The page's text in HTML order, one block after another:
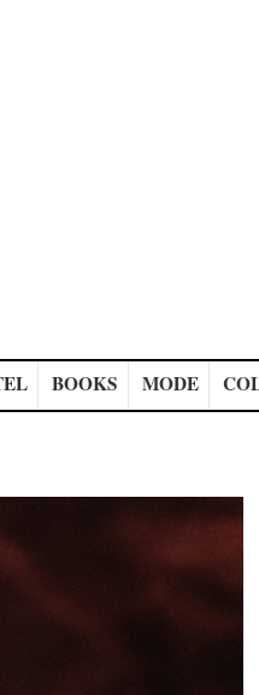
BOOKS MODE